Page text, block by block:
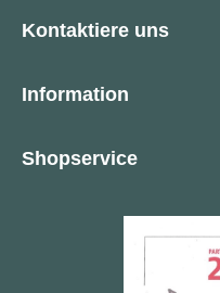
Kontaktiere uns
Information
Shopservice